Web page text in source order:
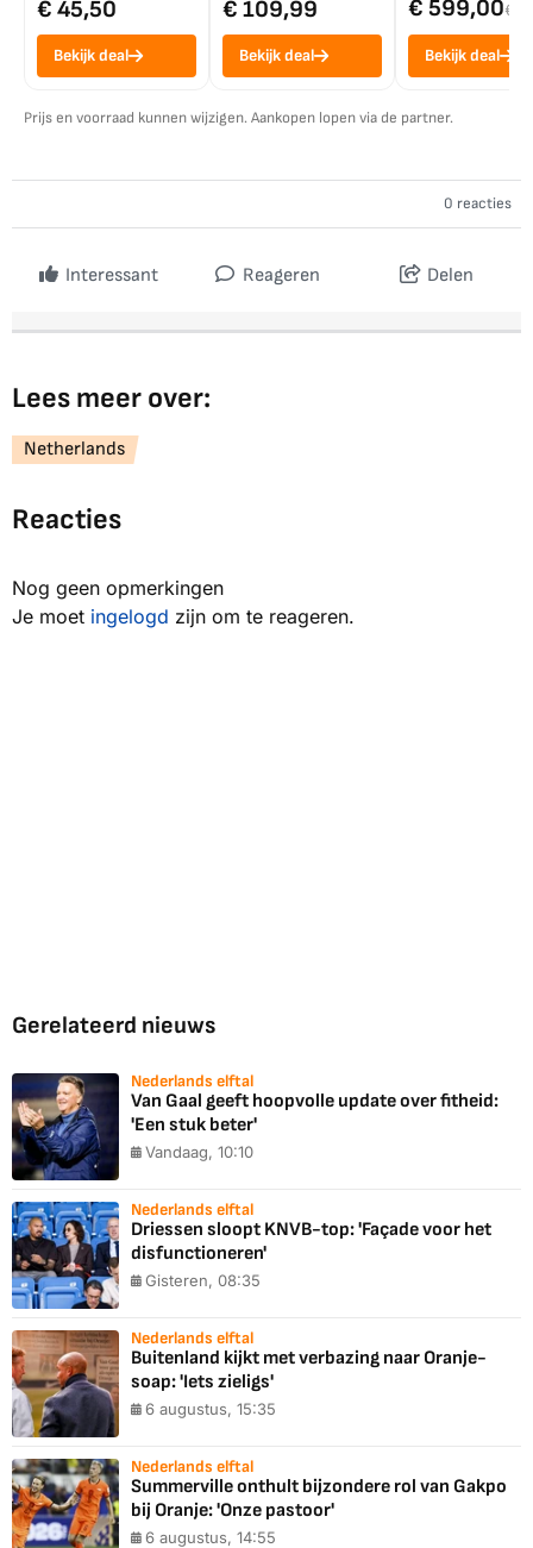
€ 45,50
Bekijk deal
€ 109,99
Bekijk deal
€ 599,00€
Bekijk deal
Prijs en voorraad kunnen wijzigen. Aankopen lopen via de partner.
0 reacties
Interessant Reageren Delen
Lees meer over:
Netherlands
Reacties
Nog geen opmerkingen
Je moet ingelogd zijn om te reageren.
Gerelateerd nieuws
Nederlands elftal
Van Gaal geeft hoopvolle update over fitheid:
'Een stuk beter'
Vandaag, 10:10
Nederlands elftal
Driessen sloopt KNVB-top: 'Façade voor het
disfunctioneren'
Gisteren, 08:35
Nederlands elftal
Buitenland kijkt met verbazing naar Oranje-
soap: 'Iets zieligs'
6 augustus, 15:35
Nederlands elftal
Summerville onthult bijzondere rol van Gakpo
bij Oranje: 'Onze pastoor'
6 augustus, 14:55